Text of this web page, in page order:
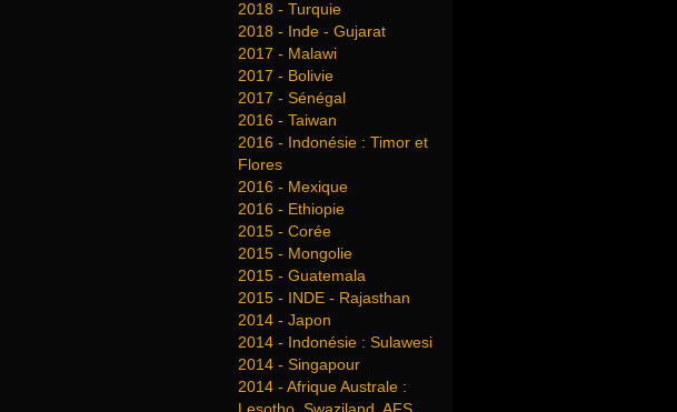
2018 - Turquie
2018 - Inde - Gujarat
2017 - Malawi
2017 - Bolivie
2017 - Sénégal
2016 - Taiwan
2016 - Indonésie : Timor et
Flores
2016 - Mexique
2016 - Ethiopie
2015 - Corée
2015 - Mongolie
2015 - Guatemala
2015 - INDE - Rajasthan
2014 - Japon
2014 - Indonésie : Sulawesi
2014 - Singapour
2014 - Afrique Australe :